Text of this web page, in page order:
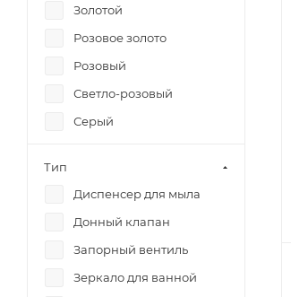
Золотой
Розовое золото
Розовый
Светло-розовый
Серый
Черный
Тип
Диспенсер для мыла
Донный клапан
Запорный вентиль
Зеркало для ванной